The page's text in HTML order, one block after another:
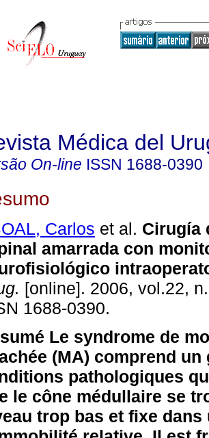
Médica del
On-line ISSN 1688-0390
Carlos et al. Cirugía
amarrada con
[online]. 2006, vol.22,
1688-0390.
Le syndrome de
(MA) comprend un
pathologiques
le cône médullaire se
trop bas et fixe dans